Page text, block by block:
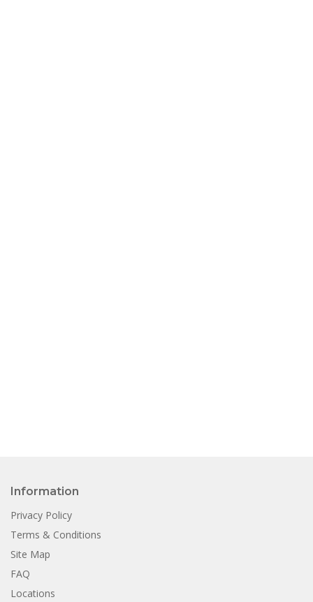
Information
Privacy Policy
Terms & Conditions
Site Map
FAQ
Locations